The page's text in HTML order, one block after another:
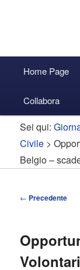
principale
Vai
al
contenuto
principale
Vai
al
contenuto
secondario
Accedi
Home Page
Collabora
Sei qui:
Civile >
Belgio –
Navigazione
← Precedente